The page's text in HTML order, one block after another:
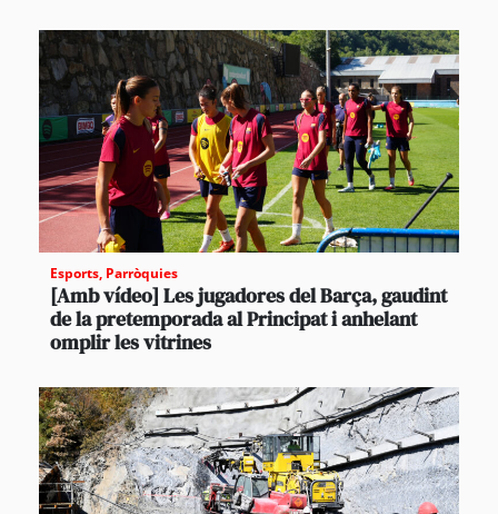
Esports, Parròquies
[Amb vídeo] Les jugadores del Barça, gaudint
de la pretemporada al Principat i anhelant
omplir les vitrines